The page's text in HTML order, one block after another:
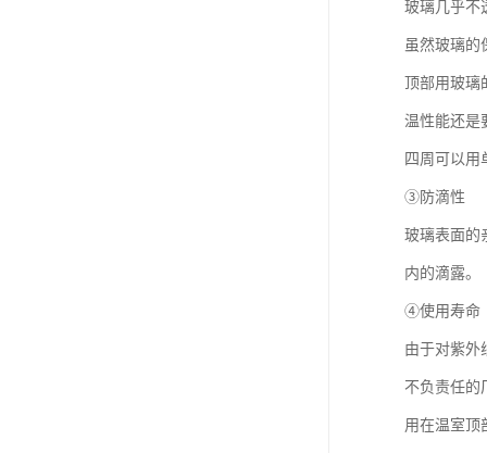
玻璃几乎不
虽然玻璃的
顶部用玻
温性能还是
四周可以用
③防滴性
玻璃表面的
内的滴露。
④使用寿命
由于对紫外
不负责任的
用在温室顶